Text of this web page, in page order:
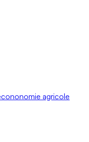
agricole